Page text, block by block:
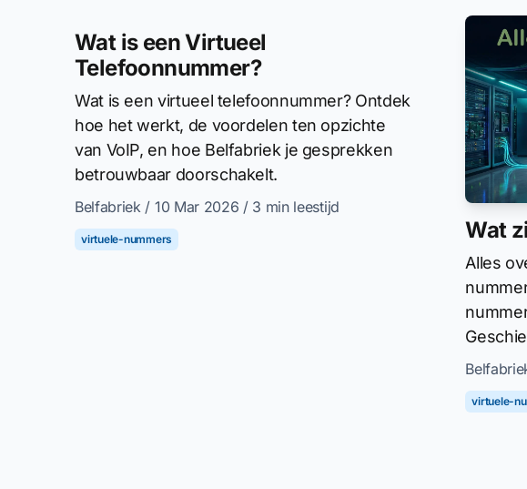
Wat is een Virtueel
Telefoonnummer?
Wat is een virtueel telefoonnummer? Ontdek
hoe het werkt, de voordelen ten opzichte
van VoIP, en hoe Belfabriek je gesprekken
betrouwbaar doorschakelt.
Belfabriek / 10 Mar 2026 / 3 min leestijd
virtuele-nummers Wat
Alles
virtuele-